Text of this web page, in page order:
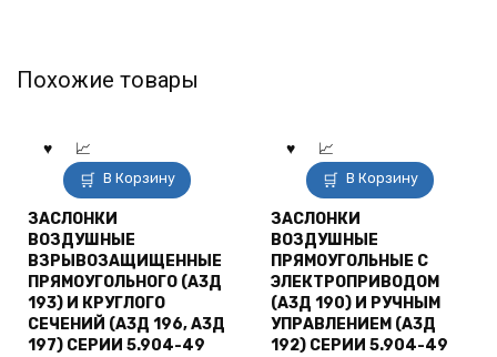
Похожие товары
В Корзину
ЗАСЛОНКИ
ВОЗДУШНЫЕ
ВЗРЫВОЗАЩИЩЕННЫЕ
ПРЯМОУГОЛЬНОГО (А3Д
193) И КРУГЛОГО
СЕЧЕНИЙ (А3Д 196, А3Д
197) СЕРИИ 5.904-49
В Корзину
ЗАСЛОНКИ
ВОЗДУШНЫЕ
ПРЯМОУГОЛЬНЫЕ С
ЭЛЕКТРОПРИВОДОМ
(А3Д 190) И РУЧНЫМ
УПРАВЛЕНИЕМ (А3Д
192) СЕРИИ 5.904-49